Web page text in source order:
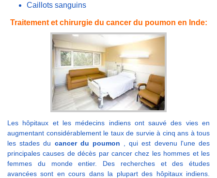
Caillots sanguins
Traitement et chirurgie du cancer du poumon en Inde:
Les hôpitaux et les médecins indiens ont sauvé des vies en
augmentant considérablement le taux de survie à cinq ans à tous
les stades du cancer du poumon
, qui est devenu l'une des
principales causes de décès par cancer chez les hommes et les
femmes du monde entier. Des recherches et des études
avancées sont en cours dans la plupart des hôpitaux indiens.